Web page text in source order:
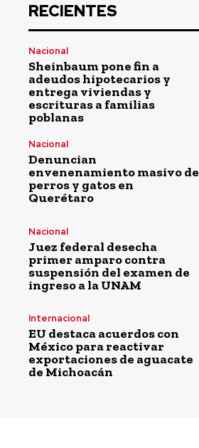
RECIENTES
Nacional
Sheinbaum pone fin a
adeudos hipotecarios y
entrega viviendas y
escrituras a familias
poblanas
Nacional
Denuncian
envenenamiento masivo de
perros y gatos en
Querétaro
Nacional
Juez federal desecha
primer amparo contra
suspensión del examen de
ingreso a la UNAM
Internacional
EU destaca acuerdos con
México para reactivar
exportaciones de aguacate
de Michoacán